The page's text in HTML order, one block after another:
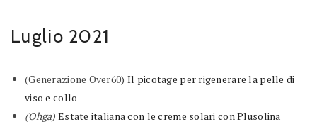
Luglio 2021
(Generazione Over60) Il picotage per rigenerare la pelle di
viso e collo
(Ohga) Estate italiana con le creme solari con Plusolina